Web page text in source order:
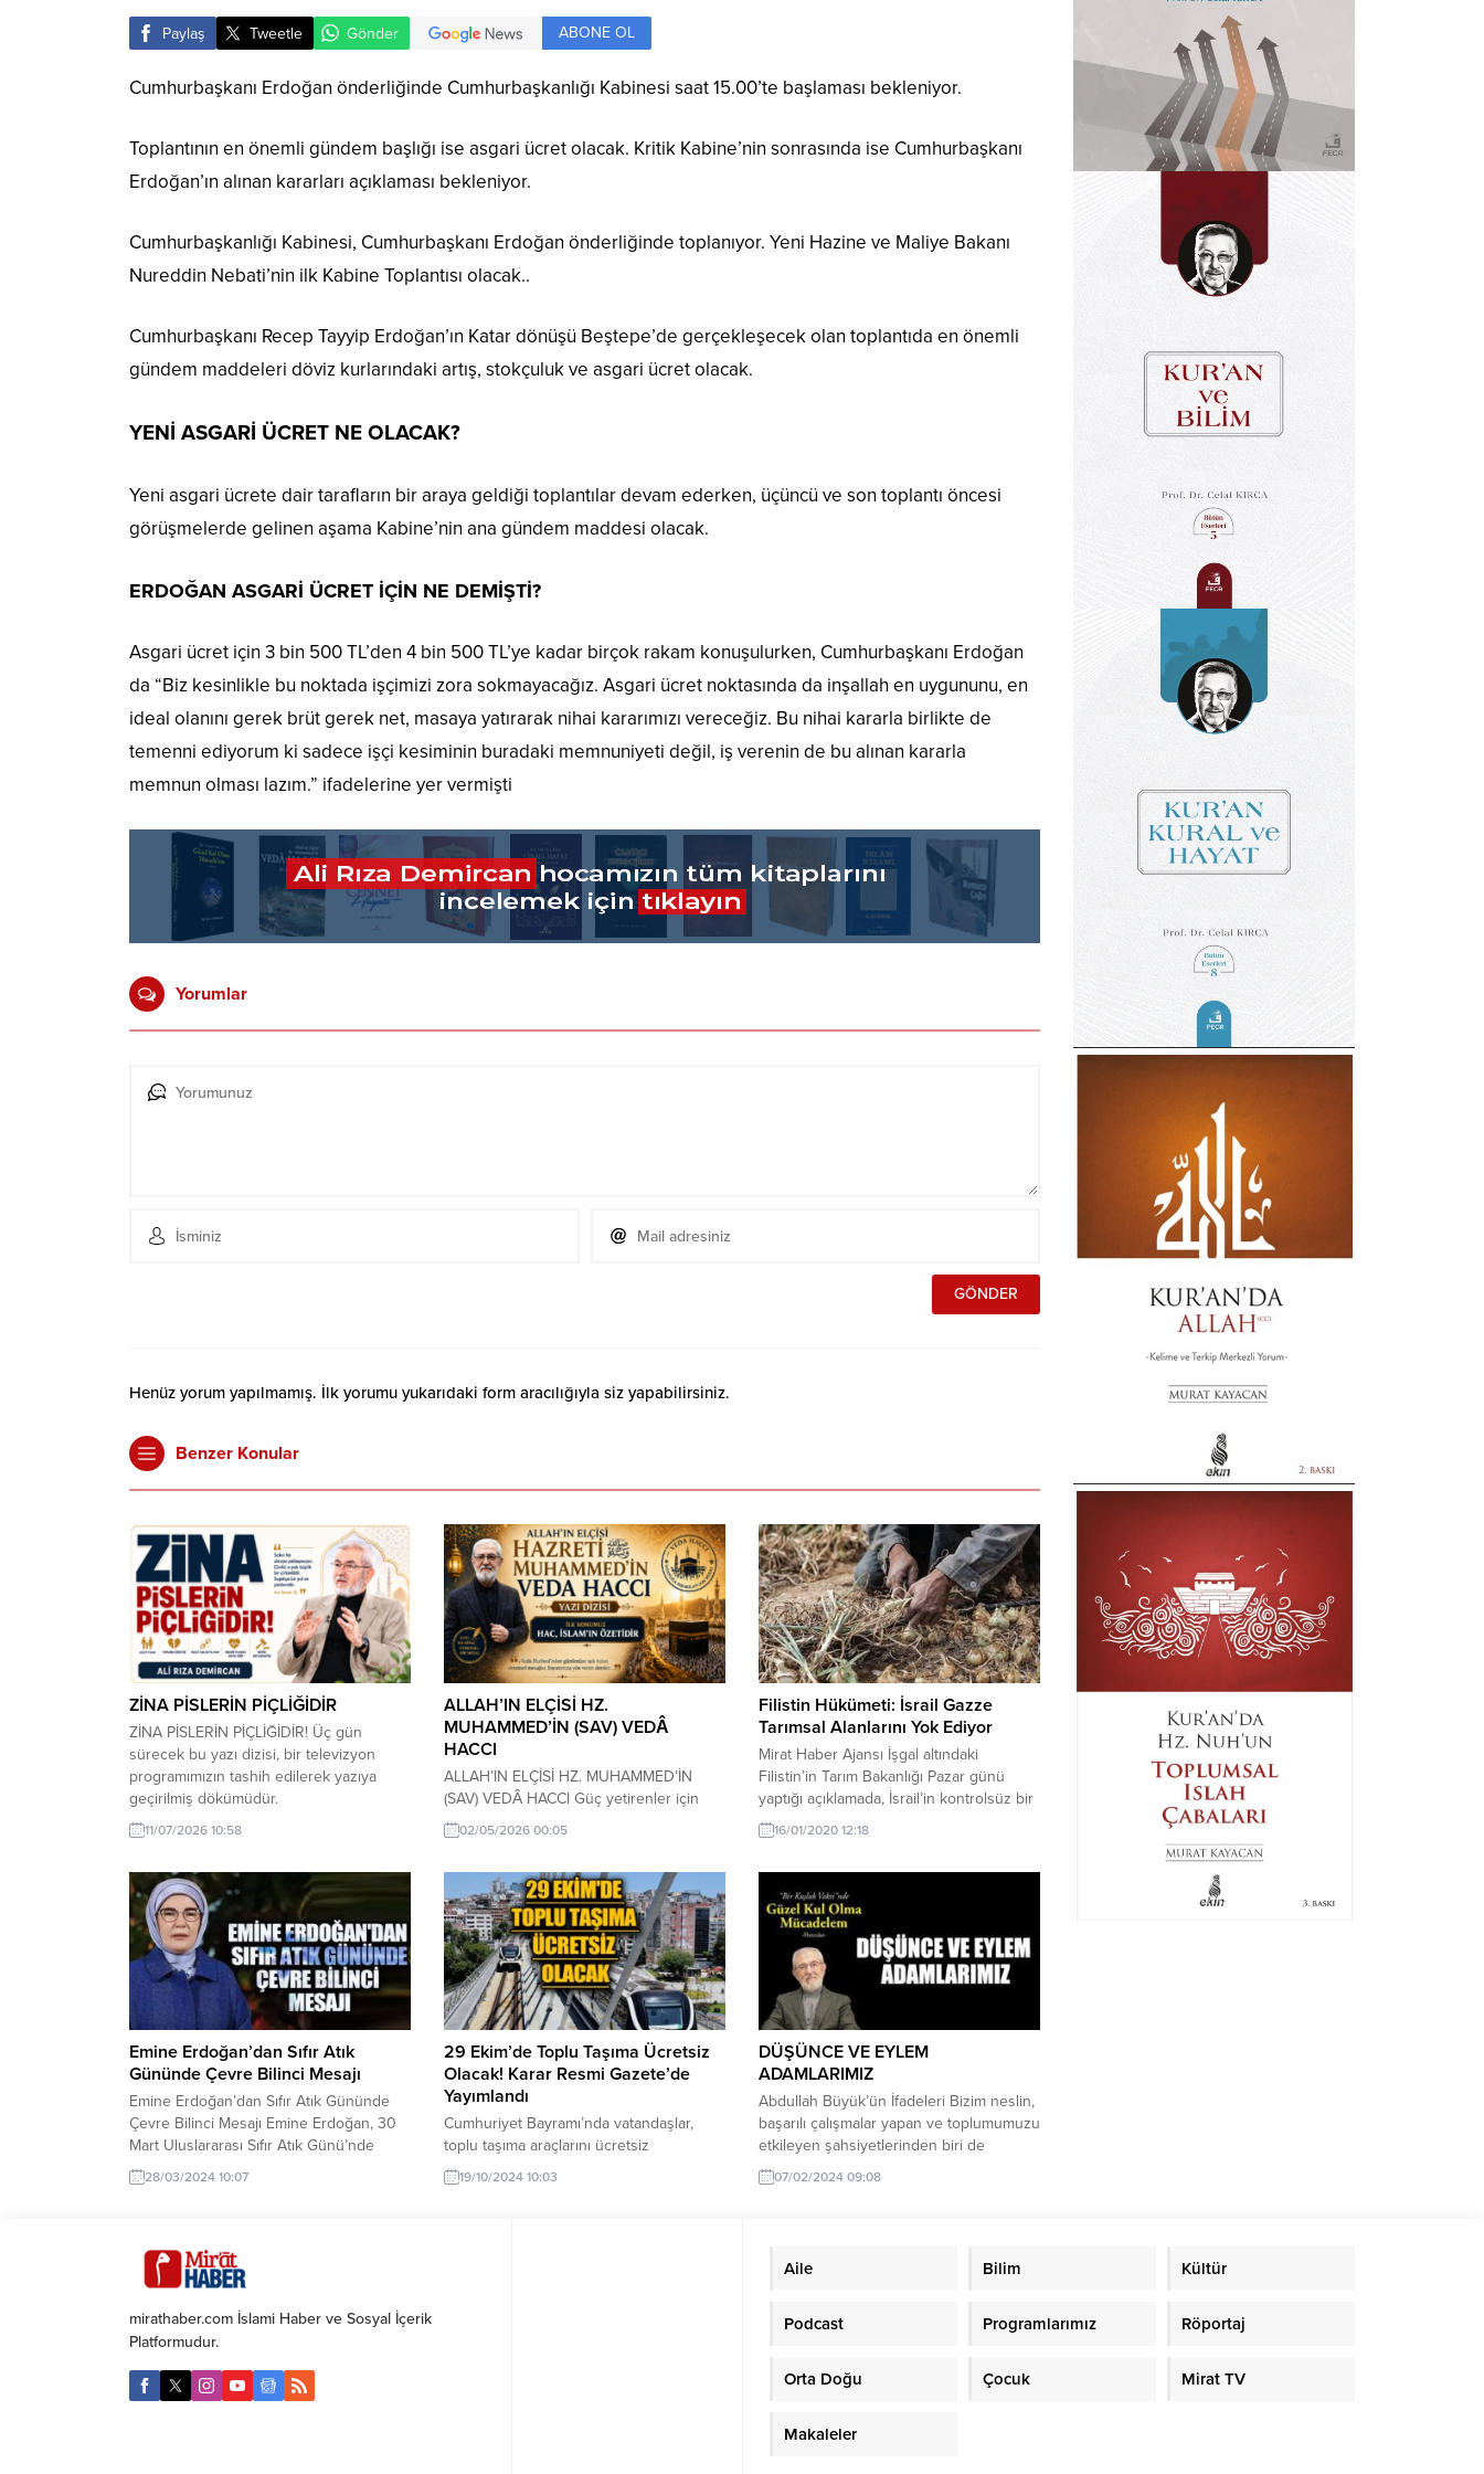
Paylaş Tweetle Gönder ABONE OL
Cumhurbaşkanı Erdoğan önderliğinde Cumhurbaşkanlığı Kabinesi saat 15.00’te başlaması bekleniyor.
Toplantının en önemli gündem başlığı ise asgari ücret olacak. Kritik Kabine’nin sonrasında ise Cumhurbaşkanı
Erdoğan’ın alınan kararları açıklaması bekleniyor.
Cumhurbaşkanlığı Kabinesi, Cumhurbaşkanı Erdoğan önderliğinde toplanıyor. Yeni Hazine ve Maliye Bakanı
Nureddin Nebati’nin ilk Kabine Toplantısı olacak..
Cumhurbaşkanı Recep Tayyip Erdoğan’ın Katar dönüşü Beştepe’de gerçekleşecek olan toplantıda en önemli
gündem maddeleri döviz kurlarındaki artış, stokçuluk ve asgari ücret olacak.
YENİ ASGARİ ÜCRET NE OLACAK?
Yeni asgari ücrete dair tarafların bir araya geldiği toplantılar devam ederken, üçüncü ve son toplantı öncesi
görüşmelerde gelinen aşama Kabine’nin ana gündem maddesi olacak.
ERDOĞAN ASGARİ ÜCRET İÇİN NE DEMİŞTİ?
Asgari ücret için 3 bin 500 TL’den 4 bin 500 TL’ye kadar birçok rakam konuşulurken, Cumhurbaşkanı Erdoğan
da “Biz kesinlikle bu noktada işçimizi zora sokmayacağız. Asgari ücret noktasında da inşallah en uygununu, en
ideal olanını gerek brüt gerek net, masaya yatırarak nihai kararımızı vereceğiz. Bu nihai kararla birlikte de
temenni ediyorum ki sadece işçi kesiminin buradaki memnuniyeti değil, iş verenin de bu alınan kararla
memnun olması lazım.” ifadelerine yer vermişti
Yorumlar
Henüz yorum yapılmamış. İlk yorumu yukarıdaki form aracılığıyla siz yapabilirsiniz.
Benzer Konular
ZİNA PİSLERİN PİÇLİĞİDİR
ZİNA PİSLERİN PİÇLİĞİDİR! Üç gün
sürecek bu yazı dizisi, bir televizyon
programımızın tashih edilerek yazıya
geçirilmiş dökümüdür.
Bismillahirrahmanirrahim. Bizleri erkek ve
kadın olarak yaratan ve aramızda cinsel
hamd ederim. İffetli bir hayatın güzide
örneklerini bizlere sunan aziz
Peygamberimize, biricik mi biricik hayat
önderimiz Hz. Muhammed’e...
11/07/2026 10:58
ALLAH’IN ELÇİSİ HZ.
MUHAMMED’İN (SAV) VEDÂ
HACCI
ALLAH’IN ELÇİSİ HZ. MUHAMMED’İN
(SAV) VEDÂ HACCI Güç yetirenler için
Haccı farz kılan Allah’a hamd ederim.
Onu, Kur’ân’ın onayladığı İbrahimî çizgide
Muhammed’e salât ve selâm ederim.
Allah katında Kabul olunur bir hac
yapmak için, Hz. Peygamberimiz
efendimizin yaptığı tek hac olan Veda
haccının bilinmesi gerekir....
02/05/2026 00:05
Filistin Hükümeti: İsrail Gazze
Tarımsal Alanlarını Yok Ediyor
Mirat Haber Ajansı İşgal altındaki
Filistin’in Tarım Bakanlığı Pazar günü
yaptığı açıklamada, İsrail’in kontrolsüz bir
baraj kapısı açmak yoluyla Gazze’deki
tarımsal alanlarda büyük hasara yol
bölgelerindeki büyük tarım arazilerinin
zarar gördüğü, barajlardan gelen su
baskını nedeniyle arı kovanlarının ve
kümes hayvanlarının...
16/01/2020 12:18
Emine Erdoğan’dan Sıfır Atık
Gününde Çevre Bilinci Mesajı
Emine Erdoğan’dan Sıfır Atık Gününde
Çevre Bilinci Mesajı Emine Erdoğan, 30
Mart Uluslararası Sıfır Atık Günü’nde
Çevre Bilinci ve Aynı Zamanda
Sürdürülebilirlik İçin Somut Adımlar
Emine Erdoğan, 30 Mart Uluslararası Sıfır
Atık Günü dolayısıyla açıklama yaptı.
değişikliği...
28/03/2024 10:07
29 Ekim’de Toplu Taşıma Ücretsiz
Olacak! Karar Resmi Gazete’de
Yayımlandı
Cumhuriyet Bayramı’nda vatandaşlar,
toplu taşıma araçlarını ücretsiz
kullanabilecek. Resmi Gazete’de
yayımlanan Cumhurbaşkanı Recep Tayyip
birçok ulaşım hattında seferler ücretsiz
olacak. Hangi Hatlar Ücretsiz?
Cumhuriyet Bayramı dolayısıyla 29 Ekim
günü Başkentray, Marmaray, İZBAN,
Sirkeci-Kazlıçeşme Raylı Sistem Hattı ve
Gayrettepe-İstanbul Havalimanı-
Arnavutköy Metro Hattı’nda ulaşım
ücretsiz olarak...
19/10/2024 10:03
DÜŞÜNCE VE EYLEM
ADAMLARIMIZ
Abdullah Büyük’ün İfadeleri Bizim neslin,
başarılı çalışmalar yapan ve toplumumuzu
etkileyen şahsiyetlerinden biri de
Abdullah kardeşimizdir. Konya’da Ribat
dergisini çıkarmış, özel okullar açmış,
demişti: -Hocam siz de büyük işler
bilgilendik ve bilinçlendik....
07/02/2024 09:08
mirathaber.com İslami Haber ve Sosyal İçerik
Platformudur.
Aile Bilim Kültür
Podcast Programlarımız Röportaj
Orta Doğu Çocuk Mirat TV
Makaleler